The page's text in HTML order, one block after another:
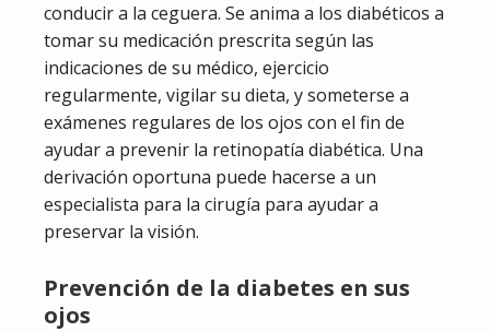
conducir a la ceguera. Se anima a los diabéticos a
tomar su medicación prescrita según las
indicaciones de su médico, ejercicio
regularmente, vigilar su dieta, y someterse a
exámenes regulares de los ojos con el fin de
ayudar a prevenir la retinopatía diabética. Una
derivación oportuna puede hacerse a un
especialista para la cirugía para ayudar a
preservar la visión.
Prevención de la diabetes en sus
ojos